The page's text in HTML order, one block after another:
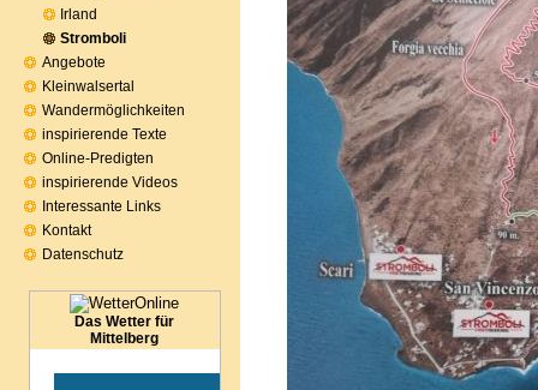
Irland
Stromboli
Angebote
Kleinwalsertal
Wandermöglichkeiten
inspirierende Texte
Online-Predigten
inspirierende Videos
Interessante Links
Kontakt
Datenschutz
Das Wetter für
Mittelberg